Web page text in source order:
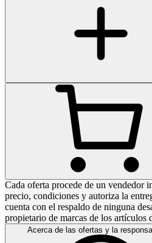
Cada oferta procede de un vendedor
precio, condiciones y autoriza la
cuenta con el respaldo de ninguna
propietario de marcas de los artículos
Acerca de las ofertas y la